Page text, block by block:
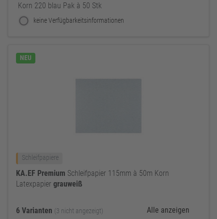
Korn 220 blau Pak à 50 Stk
keine Verfügbarkeitsinformationen
NEU
Schleifpapiere
KA.EF Premium Schleifpapier 115mm à 50m Korn
Latexpapier grauweiß
6 Varianten (3 nicht angezeigt)
Alle anzeigen